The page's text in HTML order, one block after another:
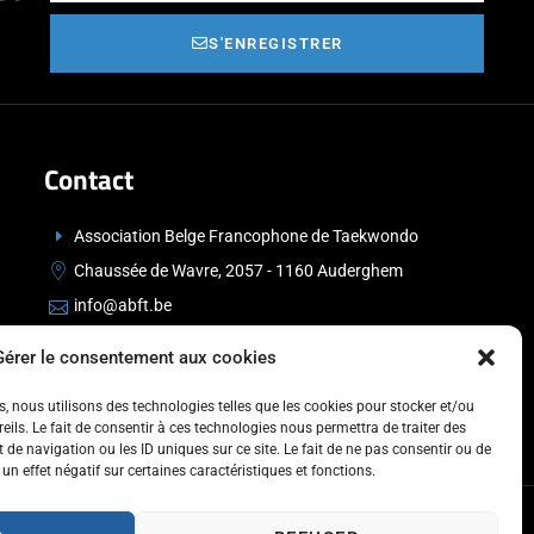
le consentement aux cookies
nous utilisons des technologies telles que les cookies pour stocker et/ou
Le fait de consentir à ces technologies nous permettra de traiter des
navigation ou les ID uniques sur ce site. Le fait de ne pas consentir ou de
effet négatif sur certaines caractéristiques et fonctions.
S'ENREGISTRER
Contact
Association Belge Francophone de Taekwondo
Chaussée de Wavre, 2057 - 1160 Auderghem
info@abft.be